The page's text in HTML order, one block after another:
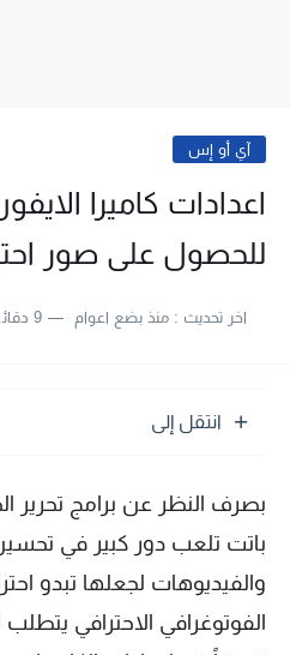
آي أو إس
اعدادات كاميرا
للحصول على صور
اخر تحديث :منذ بضع اعوام 9 دقائق للقراءة
انتقل إلى
بصرف النظر عن برامج تحرير
باتت تلعب دور كبير في
والفيديوهات لجعلها تبدو
الفوتوغرافي الاحترافي يتطلب